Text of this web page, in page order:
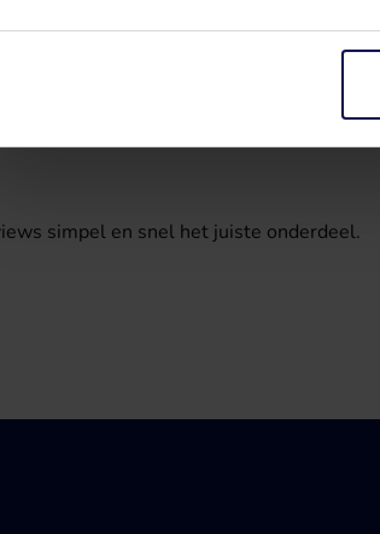
simpel en snel het juiste onderdeel.